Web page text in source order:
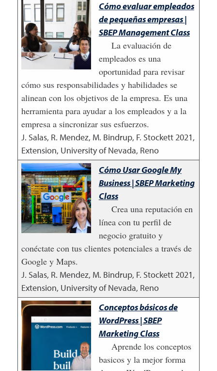
Cómo evaluar empleados
de pequeñas empresas |
SBEP Management Class
La evaluación de
empleados es una
oportunidad para revisar
cómo sus responsabilidades y habilidades se
alinean con los objetivos de la empresa. Es una
herramienta para ayudar a los empleados y a la
empresa a sincronizar sus esfuerzos.
J. Salas, R. Mendez, M. Bindrup, F. Stockett2021,
Extension, University of Nevada, Reno
Cómo Usar Google My
Business | SBEP Marketing
Class
Crea una reputación en
línea con tu perfil de
negocio gratuito y
conéctate con tus clientes potenciales a través de
Google y Maps.
J. Salas, R. Mendez, M. Bindrup, F. Stockett2021,
Extension, University of Nevada, Reno
Conceptos básicos de
WordPress | SBEP
Marketing Class
Aprende los conceptos
basicos y la mejor forma